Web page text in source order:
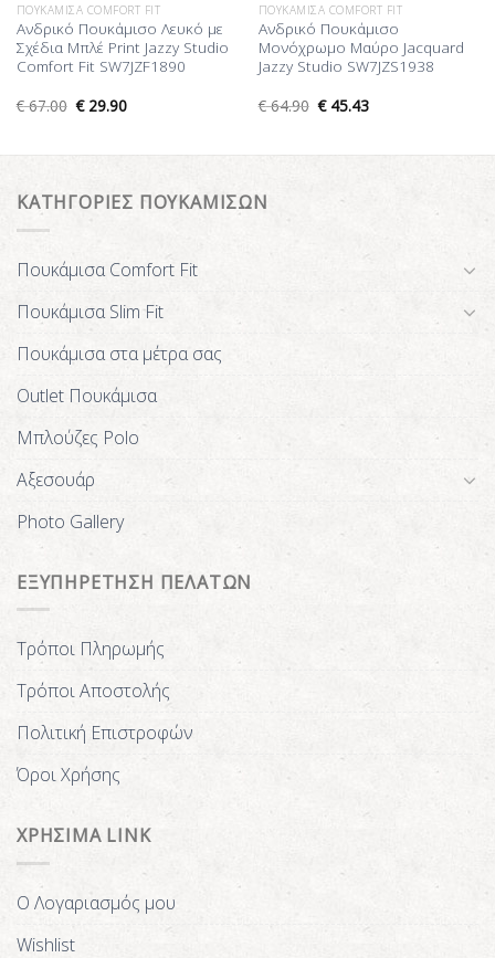
ΠΟΥΚΆΜΙΣΑ COMFORT FIT
Ανδρικό Πουκάμισο Λευκό με
Σχέδια Μπλέ Print Jazzy Studio
Comfort Fit SW7JZF1890
€67.00 €29.90
ΠΟΥΚΆΜΙΣΑ COMFORT FIT
Ανδρικό Πουκάμισο
Μονόχρωμο Μαύρο Jacquard
Jazzy Studio SW7JZS1938
€64.90 €45.43
ΚΑΤΗΓΟΡΙΕΣ ΠΟΥΚΑΜΙΣΩΝ
Πουκάμισα Comfort Fit
Πουκάμισα Slim Fit
Πουκάμισα στα μέτρα σας
Outlet Πουκάμισα
Μπλούζες Polo
Αξεσουάρ
Photo Gallery
ΕΞΥΠΗΡΕΤΗΣΗ ΠΕΛΑΤΩΝ
Τρόποι Πληρωμής
Τρόποι Αποστολής
Πολιτική Επιστροφών
Όροι Χρήσης
ΧΡΗΣΙΜΑ LINK
Ο Λογαριασμός μου
Wishlist